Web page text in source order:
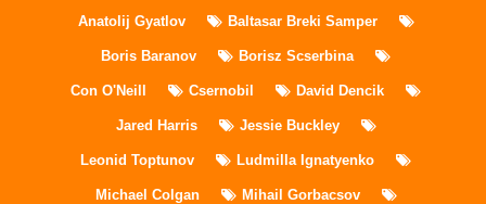
Anatolij Gyatlov Baltasar Breki Samper
Boris Baranov Borisz Scserbina
Con O'Neill Csernobil David Dencik
Jared Harris Jessie Buckley
Leonid Toptunov Ludmilla Ignatyenko
Michael Colgan Mihail Gorbacsov